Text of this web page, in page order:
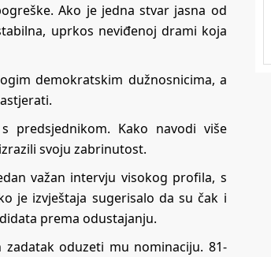
Ako je jedna stvar jasna od
uprkos neviđenoj drami koja
demokratskim dužnosnicima, a
predsjednikom. Kako navodi više
svoju zabrinutost.
važan intervju visokog profila, s
je izvještaja sugerisalo da su čak i
prema odustajanju.
oduzeti mu nominaciju. 81-